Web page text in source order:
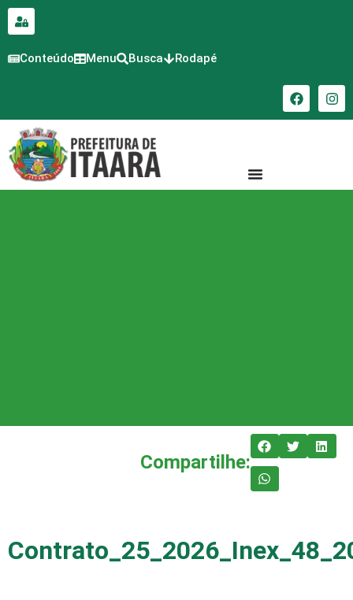
conteúdo
Conteúdo Menu Busca Rodapé
Compartilhe: